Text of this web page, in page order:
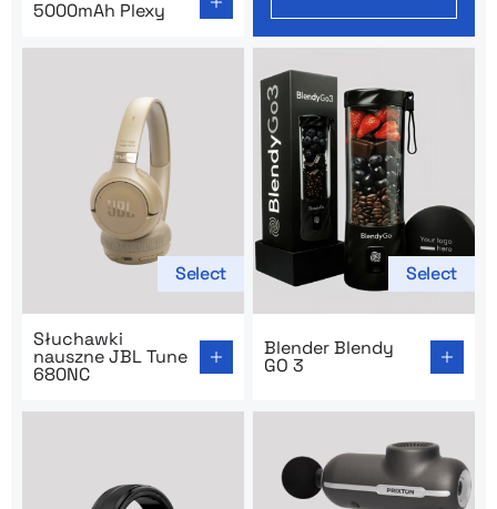
5000mAh Plexy
Select
Słuchawki
nauszne JBL Tune
680NC
Select
Blender Blendy
GO 3